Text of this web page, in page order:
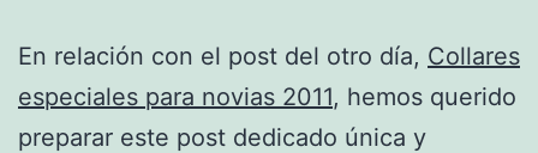
En relación con el post del otro día, Collares
especiales para novias 2011, hemos querido
preparar este post dedicado única y